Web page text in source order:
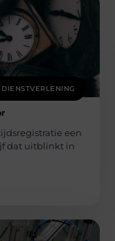
een
dat uitblinkt in